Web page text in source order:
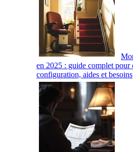
en 2025 : guide complet pour
configuration, aides et besoins